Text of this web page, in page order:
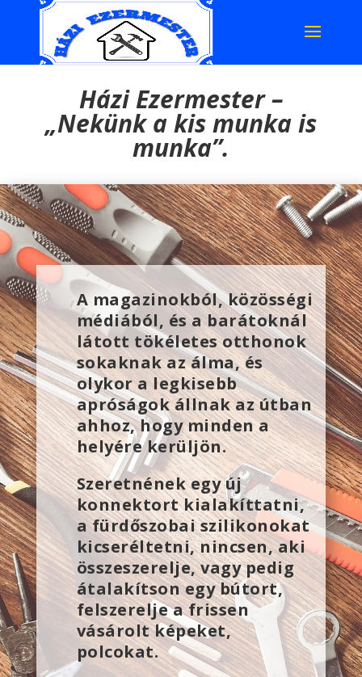
Házi Ezermester –
„Nekünk a kis munka is
munka”.
A magazinokból, közösségi
médiából, és a barátoknál
látott tökéletes otthonok
sokaknak az álma, és
olykor a legkisebb
apróságok állnak az útban
ahhoz, hogy minden a
helyére kerüljön.
Szeretnének egy új
konnektort kialakíttatni,
a fürdőszobai szilikonokat
kicseréltetni, nincsen, aki
összeszerelje, vagy pedig
átalakítson egy bútort,
felszerelje a frissen
vásárolt képeket,
polcokat.